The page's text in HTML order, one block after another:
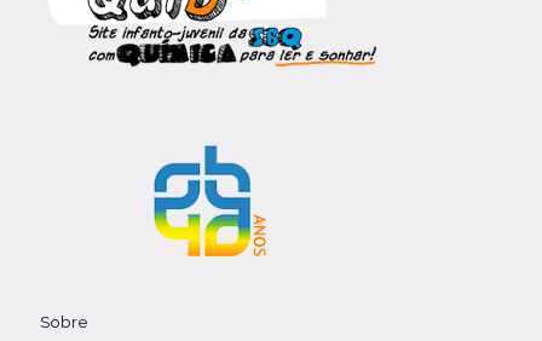
Sobre